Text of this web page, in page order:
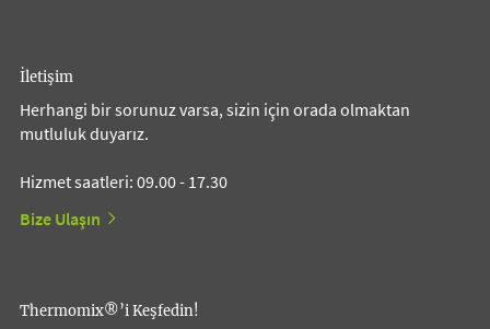
İletişim
Herhangi bir sorunuz varsa, sizin için orada olmaktan
mutluluk duyarız.
Hizmet saatleri: 09.00 - 17.30
Bize Ulaşın
Thermomix®’i Keşfedin!